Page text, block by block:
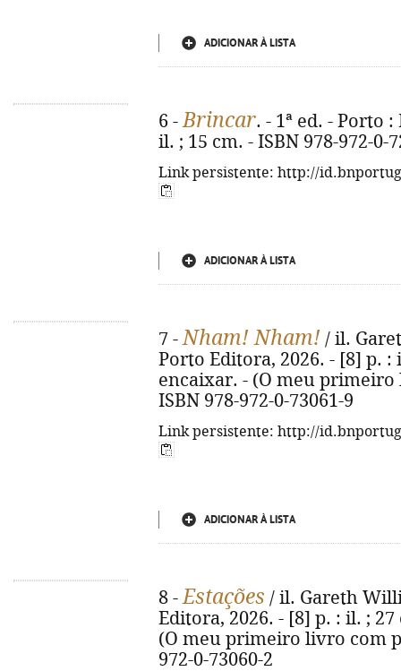
ADICIONAR À LISTA
6 -Brincar. - 1ª ed. - Porto
il. ; 15 cm. - ISBN 978-972-0-
Link persistente: http://
ADICIONAR À LISTA
7 -Nham! Nham! / il.
Porto Editora, 2026. - [8] p. :
encaixar. - (O meu primeiro
ISBN 978-972-0-73061-9
Link persistente: http://
ADICIONAR À LISTA
8 -Estações / il. Gareth
Editora, 2026. - [8] p. : il. ;
(O meu primeiro livro com
972-0-73060-2